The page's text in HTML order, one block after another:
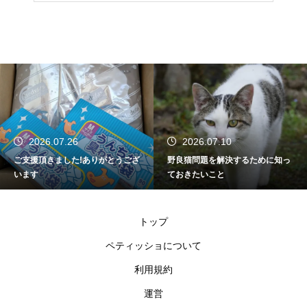
2026.07.26
ご支援頂きました!ありがとうござ
います
2026.07.10
野良猫問題を解決するために知っ
ておきたいこと
トップ
ペティッショについて
利用規約
運営